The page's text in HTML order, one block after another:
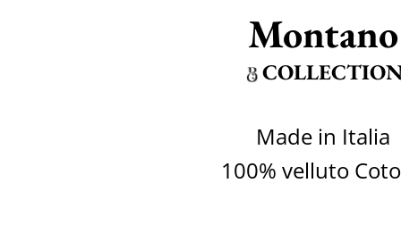
Montano
Made in Italia
100% velluto